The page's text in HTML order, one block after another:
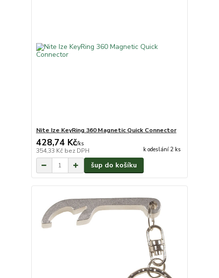
Nite Ize KeyRing 360 Magnetic Quick Connector
428,74 Kč/ks
354,33 Kč bez DPH k odeslání 2 ks
šup do košíku